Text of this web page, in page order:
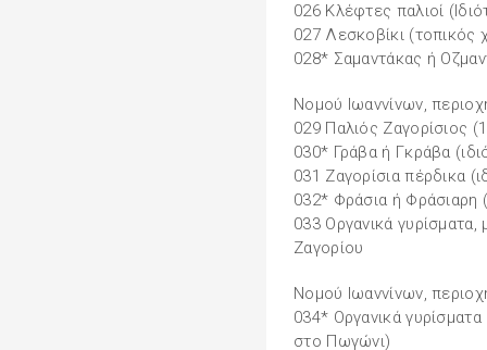
026 Κλέφτες παλιοί
027 Λεσκοβίκι (τοπικός
028* Σαµαντάκας ή
Νοµού Ιωαννίνων,
029 Παλιός Ζαγορίσιος
030* Γράβα ή Γκράβα
031 Ζαγορίσια πέρδικα
032* Φράσια ή Φράσιαρη
033 Οργανικά
Ζαγορίου
Νοµού Ιωαννίνων,
034* Οργανικά
στο Πωγώνι)